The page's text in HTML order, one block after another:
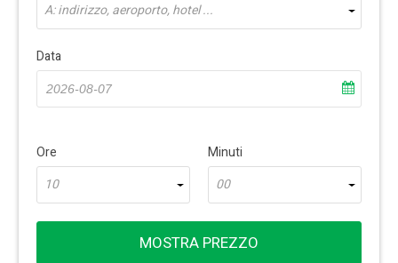
A: indirizzo, aeroporto, hotel ...
Data
Ore
10
Minuti
00
MOSTRA PREZZO